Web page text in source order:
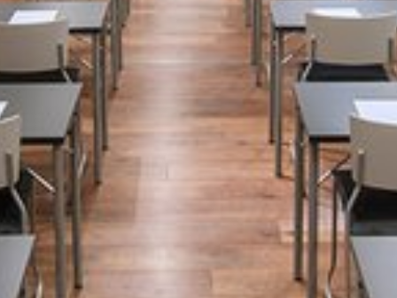
Katso kuva 1 / 4